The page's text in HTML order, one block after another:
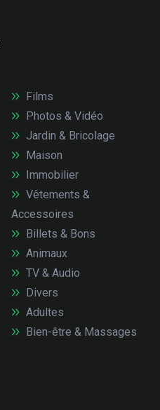
Films
Photos & Vidéo
Jardin & Bricolage
Maison
Immobilier
Vêtements &
Accessoires
Billets & Bons
Animaux
TV & Audio
Divers
Adultes
Bien-être & Massages